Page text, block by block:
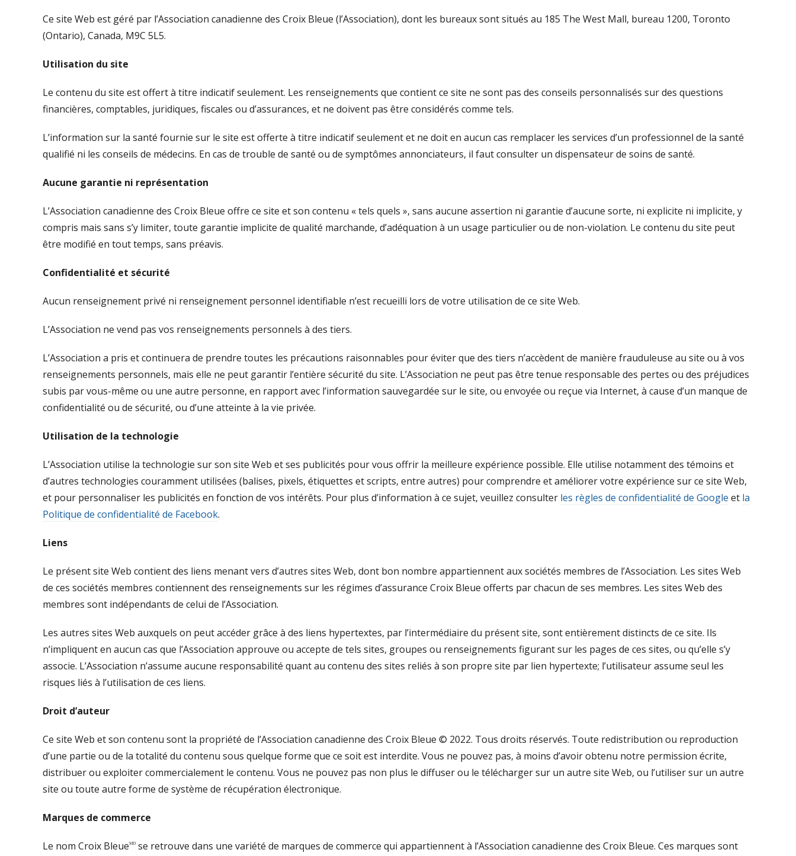
Ce site Web est géré par l’Association canadienne des Croix Bleue (l’Association), dont les bureaux sont situés au 185 The West Mall, bureau 1200, Toronto
(Ontario), Canada, M9C 5L5.
Utilisation du site
Le contenu du site est offert à titre indicatif seulement. Les renseignements que contient ce site ne sont pas des conseils personnalisés sur des questions
financières, comptables, juridiques, fiscales ou d’assurances, et ne doivent pas être considérés comme tels.
L’information sur la santé fournie sur le site est offerte à titre indicatif seulement et ne doit en aucun cas remplacer les services d’un professionnel de la santé
qualifié ni les conseils de médecins. En cas de trouble de santé ou de symptômes annonciateurs, il faut consulter un dispensateur de soins de santé.
Aucune garantie ni représentation
L’Association canadienne des Croix Bleue offre ce site et son contenu « tels quels », sans aucune assertion ni garantie d’aucune sorte, ni explicite ni implicite, y
compris mais sans s’y limiter, toute garantie implicite de qualité marchande, d’adéquation à un usage particulier ou de non-violation. Le contenu du site peut
être modifié en tout temps, sans préavis.
Confidentialité et sécurité
Aucun renseignement privé ni renseignement personnel identifiable n’est recueilli lors de votre utilisation de ce site Web.
L’Association ne vend pas vos renseignements personnels à des tiers.
L’Association a pris et continuera de prendre toutes les précautions raisonnables pour éviter que des tiers n’accèdent de manière frauduleuse au site ou à vos
renseignements personnels, mais elle ne peut garantir l’entière sécurité du site. L’Association ne peut pas être tenue responsable des pertes ou des préjudices
subis par vous-même ou une autre personne, en rapport avec l’information sauvegardée sur le site, ou envoyée ou reçue via Internet, à cause d’un manque de
confidentialité ou de sécurité, ou d’une atteinte à la vie privée.
Utilisation de la technologie
L’Association utilise la technologie sur son site Web et ses publicités pour vous offrir la meilleure expérience possible. Elle utilise notamment des témoins et
d’autres technologies couramment utilisées (balises, pixels, étiquettes et scripts, entre autres) pour comprendre et améliorer votre expérience sur ce site Web,
et pour personnaliser les publicités en fonction de vos intérêts. Pour plus d’information à ce sujet, veuillez consulter les règles de confidentialité de Google et la
Politique de confidentialité de Facebook.
Liens
Le présent site Web contient des liens menant vers d’autres sites Web, dont bon nombre appartiennent aux sociétés membres de l’Association. Les sites Web
de ces sociétés membres contiennent des renseignements sur les régimes d’assurance Croix Bleue offerts par chacun de ses membres. Les sites Web des
membres sont indépendants de celui de l’Association.
Les autres sites Web auxquels on peut accéder grâce à des liens hypertextes, par l’intermédiaire du présent site, sont entièrement distincts de ce site. Ils
n’impliquent en aucun cas que l’Association approuve ou accepte de tels sites, groupes ou renseignements figurant sur les pages de ces sites, ou qu’elle s’y
associe. L’Association n’assume aucune responsabilité quant au contenu des sites reliés à son propre site par lien hypertexte; l’utilisateur assume seul les
risques liés à l’utilisation de ces liens.
Droit d’auteur
Ce site Web et son contenu sont la propriété de l’Association canadienne des Croix Bleue © 2022. Tous droits réservés. Toute redistribution ou reproduction
d’une partie ou de la totalité du contenu sous quelque forme que ce soit est interdite. Vous ne pouvez pas, à moins d’avoir obtenu notre permission écrite,
distribuer ou exploiter commercialement le contenu. Vous ne pouvez pas non plus le diffuser ou le télécharger sur un autre site Web, ou l’utiliser sur un autre
site ou toute autre forme de système de récupération électronique.
Marques de commerce
Le nom Croix Bleueᴹᴰ se retrouve dans une variété de marques de commerce qui appartiennent à l’Association canadienne des Croix Bleue. Ces marques sont